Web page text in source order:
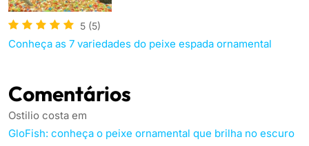
5 (5)
Conheça as 7 variedades do peixe espada ornamental
Comentários
Ostilio costa em
GloFish: conheça o peixe ornamental que brilha no escuro